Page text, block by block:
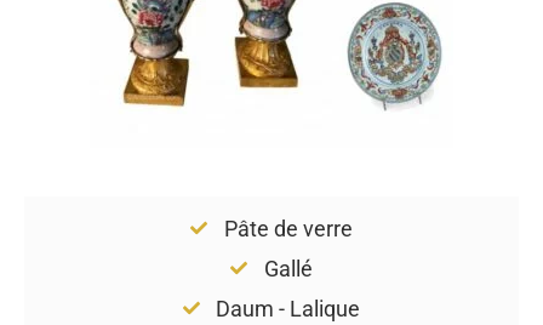
Pâte de verre
Gallé
Daum - Lalique